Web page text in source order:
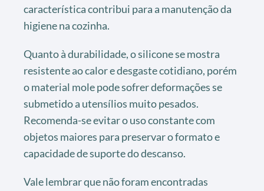
característica contribui para a manutenção da
higiene na cozinha.
Quanto à durabilidade, o silicone se mostra
resistente ao calor e desgaste cotidiano, porém
o material mole pode sofrer deformações se
submetido a utensílios muito pesados.
Recomenda-se evitar o uso constante com
objetos maiores para preservar o formato e
capacidade de suporte do descanso.
Vale lembrar que não foram encontradas